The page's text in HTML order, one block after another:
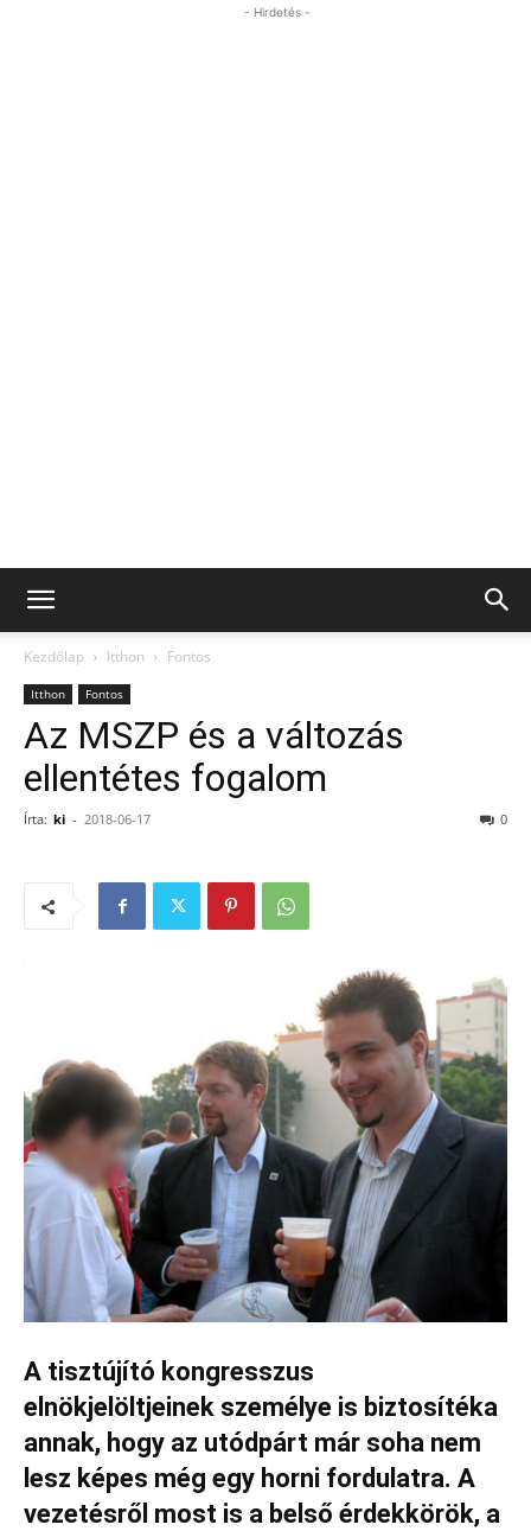
- Hirdetés -
Kezdőlap Itthon Fontos
Itthon Fontos
Az MSZP és a változás
ellentétes fogalom
Írta: ki - 2018-06-17 0
A tisztújító kongresszus
elnökjelöltjeinek személye is biztosítéka
annak, hogy az utódpárt már soha nem
lesz képes még egy horni fordulatra. A
vezetésről most is a belső érdekkörök, a